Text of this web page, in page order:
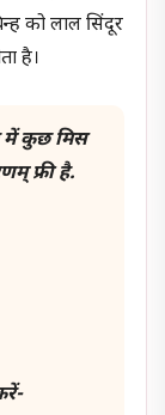
को लाल सिंदूर
है।
कुछ मिस
फ्री है.